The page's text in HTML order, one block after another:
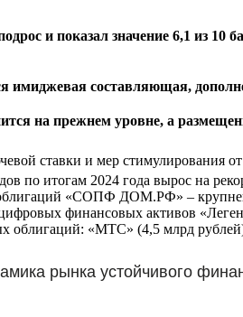
и показал значение 6,1 из 10
имиджевая составляющая,
на прежнем уровне, а
ставки и мер стимулирования
по итогам 2024 года вырос на
«СОПФ ДОМ.РФ» –
финансовых активов
облигаций: «МТС» (4,5 млрд
рынка устойчивого